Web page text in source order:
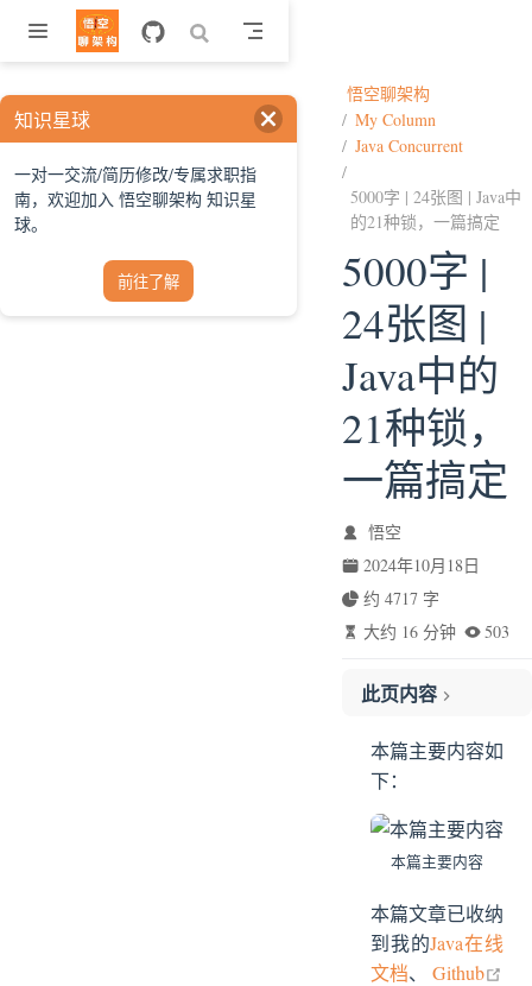
跳至主要內容
悟空聊架构
My Column
Java Concurrent
5000字 | 24张图 | Java中
的21种锁，一篇搞定
5000字 |
24张图 |
Java中的
21种锁，
一篇搞定
悟空
2024年10月18日
约 4717 字
大约 16 分钟
503
此页内容
2、悲观锁
3、自旋锁
4、可重入锁（递归锁）
5、读写锁
7、非公平锁
8、共享锁
本篇主要内容如
下：
本篇主要内容
本篇文章已收纳
到我的Java在线
文档、 Github
知识星球
一对一交流/简历修改/专属求职指
南，欢迎加入 悟空聊架构 知识星
球。
前往了解